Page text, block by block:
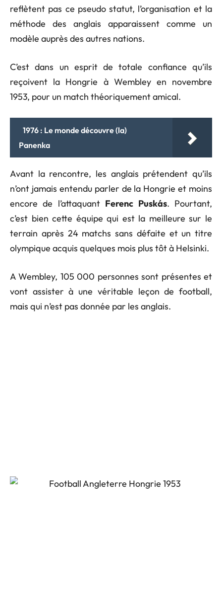
reflètent pas ce pseudo statut, l’organisation et la
méthode des anglais apparaissent comme un
modèle auprès des autres nations.
C’est dans un esprit de totale confiance qu’ils
reçoivent la Hongrie à Wembley en novembre
1953, pour un match théoriquement amical.
1976 : Le monde découvre (la)
Panenka
Avant la rencontre, les anglais prétendent qu’ils
n’ont jamais entendu parler de la Hongrie et moins
encore de l’attaquant Ferenc Puskás. Pourtant,
c’est bien cette équipe qui est la meilleure sur le
terrain après 24 matchs sans défaite et un titre
olympique acquis quelques mois plus tôt à Helsinki.
A Wembley, 105 000 personnes sont présentes et
vont assister à une véritable leçon de football,
mais qui n’est pas donnée par les anglais.